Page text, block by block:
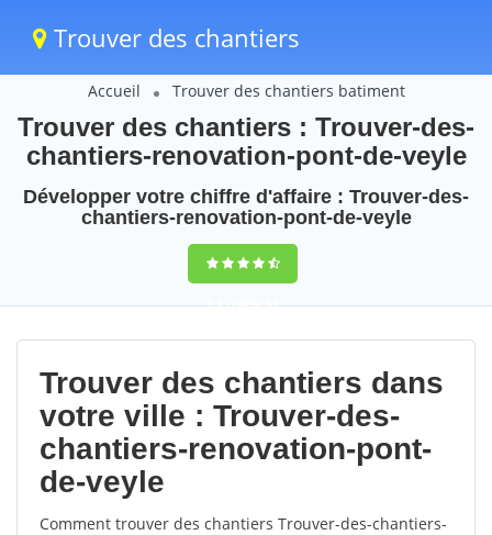
Trouver des chantiers
Accueil Trouver des chantiers batiment
Trouver des chantiers : Trouver-des-
chantiers-renovation-pont-de-veyle
Développer votre chiffre d'affaire : Trouver-des-
chantiers-renovation-pont-de-veyle
9,5(100%)87
votes
Trouver des chantiers dans
votre ville : Trouver-des-
chantiers-renovation-pont-
de-veyle
Comment trouver des chantiers Trouver-des-chantiers-